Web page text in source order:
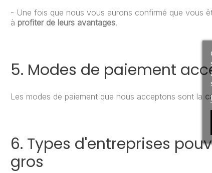
- Une fois que nous vous aurons confirmé que vous
à profiter de leurs avantages.
5. Modes de paiement
Les modes de paiement que nous acceptons sont la
6. Types d'entreprises
gros